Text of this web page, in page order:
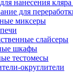
нанесения
для
миксеры
слайсеры
шкафы
тестомесы
округлители